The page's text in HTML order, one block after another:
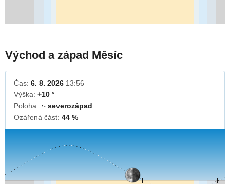
Východ a západ Měsíc
Čas: 6. 8. 2026 13:56
Výška: +10 °
Poloha: ↓severozápad
Ozářená část: 44 %